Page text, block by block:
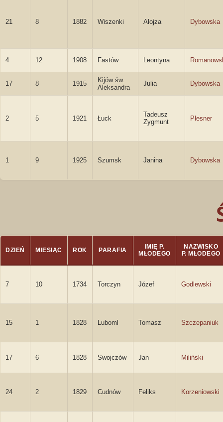
21 8 1882 Wiszenki Alojza Dybowska
4 12 1908 Fastów Leontyna
17 8 1915
Kijów św.
Aleksandra
Julia Dybowska
2 5 1921 Łuck
Tadeusz
Zygmunt
Plesner
1 9 1925 Szumsk Janina Dybowska
DZIEŃ MIESIĄC ROK PARAFIA
IMIĘ P.
MŁODEGO
NAZWISKO
P. MŁODEGO
7 10 1734 Torczyn Józef Godlewski
15 1 1828 Luboml Tomasz Szczepaniuk
17 6 1828 Swojczów Jan Miliński
24 2 1829 Cudnów Feliks Korzeniowski